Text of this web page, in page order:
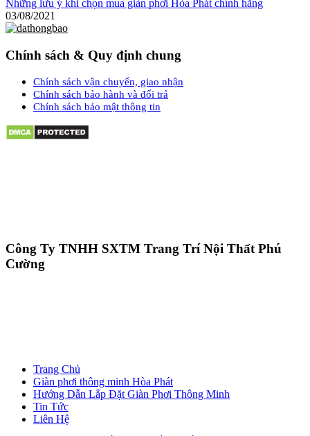
Những lưu ý khi chọn mua giàn phơi Hòa Phát chính hãng
03/08/2021
Chính sách & Quy định chung
Chính sách vận chuyển, giao nhận
Chính sách bảo hành và đổi trả
Chính sách bảo mật thông tin
Công Ty TNHH SXTM Trang Trí Nội Thất Phú
Cường
Trang Chủ
Giàn phơi thông minh Hòa Phát
Hướng Dẫn Lắp Đặt Giàn Phơi Thông Minh
Tin Tức
Liên Hệ